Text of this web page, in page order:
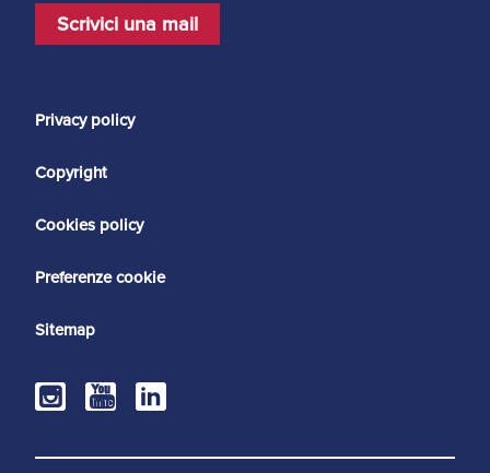
Scrivici una mail
Privacy policy
Copyright
Cookies policy
Preferenze cookie
Sitemap